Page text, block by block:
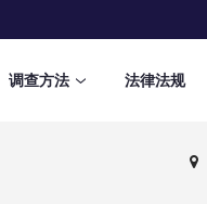
调查方法 法律法规